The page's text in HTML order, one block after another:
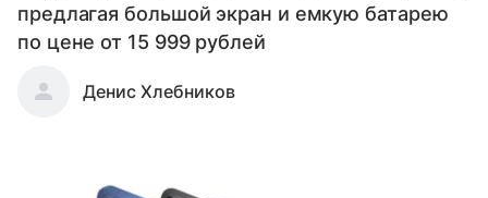
предлагая большой экран и емкую батарею
по цене от 15 999 рублей
Денис Хлебников